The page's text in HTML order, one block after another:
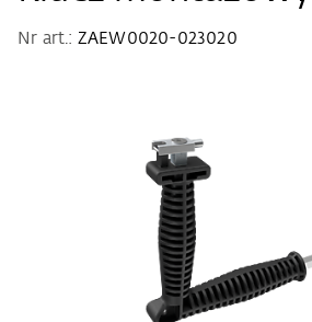
Nr art.: ZAEW0020-023020